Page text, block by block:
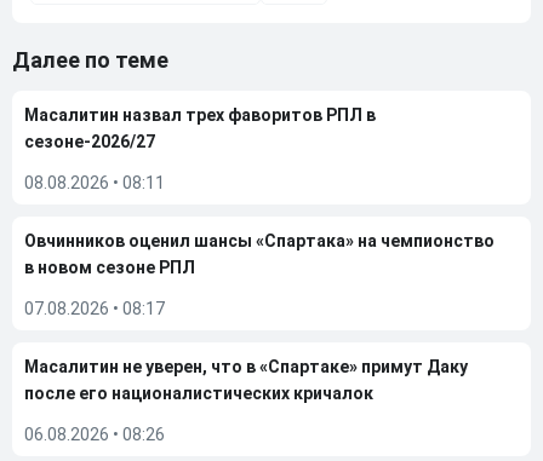
Далее по теме
Масалитин назвал трех фаворитов РПЛ в
сезоне-2026/27
08.08.2026 • 08:11
Овчинников оценил шансы «Спартака» на чемпионство
в новом сезоне РПЛ
07.08.2026 • 08:17
Масалитин не уверен, что в «Спартаке» примут Даку
после его националистических кричалок
06.08.2026 • 08:26